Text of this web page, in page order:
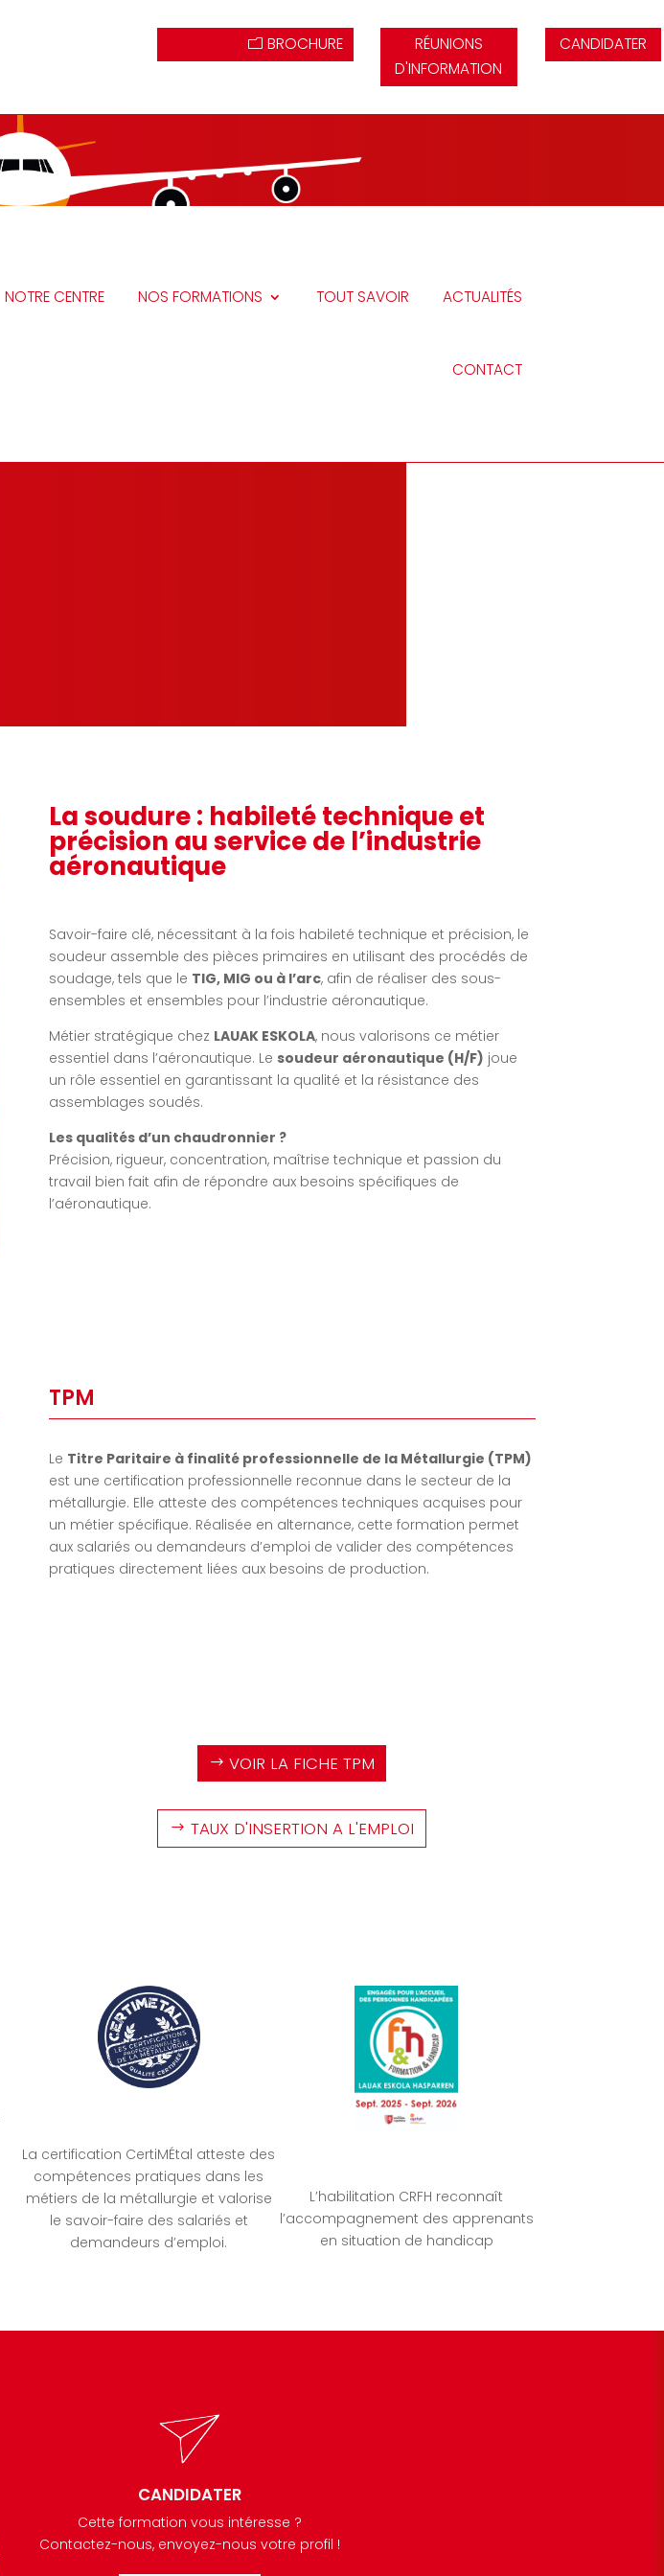
BROCHURE
RÉUNIONS
D'INFORMATION
CANDIDATER
NOTRE CENTRE NOS FORMATIONS TOUT SAVOIR ACTUALITÉS
CONTACT
La soudure : habileté technique et
précision au service de l’industrie
aéronautique
Savoir-faire clé, nécessitant à la fois habileté technique et précision, le
soudeur assemble des pièces primaires en utilisant des procédés de
soudage, tels que le TIG, MIG ou à l’arc, afin de réaliser des sous-
ensembles et ensembles pour l’industrie aéronautique.
Métier stratégique chez LAUAK ESKOLA, nous valorisons ce métier
essentiel dans l’aéronautique. Le soudeur aéronautique (H/F) joue
un rôle essentiel en garantissant la qualité et la résistance des
assemblages soudés.
Les qualités d’un chaudronnier ?
Précision, rigueur, concentration, maîtrise technique et passion du
travail bien fait afin de répondre aux besoins spécifiques de
l’aéronautique.
TPM
Le Titre Paritaire à finalité professionnelle de la Métallurgie (TPM)
est une certification professionnelle reconnue dans le secteur de la
métallurgie. Elle atteste des compétences techniques acquises pour
un métier spécifique. Réalisée en alternance, cette formation permet
aux salariés ou demandeurs d’emploi de valider des compétences
pratiques directement liées aux besoins de production.
VOIR LA FICHE TPM
TAUX D'INSERTION A L'EMPLOI
La certification CertiMÉtal atteste des
compétences pratiques dans les
métiers de la métallurgie et valorise
le savoir-faire des salariés et
demandeurs d’emploi.
L’habilitation CRFH reconnaît
l’accompagnement des apprenants
en situation de handicap
CANDIDATER
Cette formation vous intéresse ?
Contactez-nous, envoyez-nous votre profil !